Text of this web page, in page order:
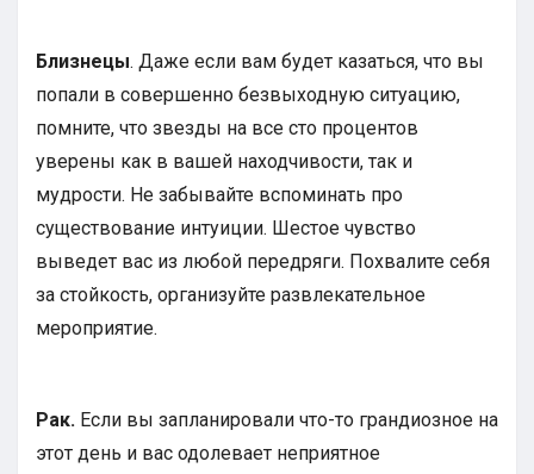
Близнецы. Даже если вам будет казаться, что вы
попали в совершенно безвыходную ситуацию,
помните, что звезды на все сто процентов
уверены как в вашей находчивости, так и
мудрости. Не забывайте вспоминать про
существование интуиции. Шестое чувство
выведет вас из любой передряги. Похвалите себя
за стойкость, организуйте развлекательное
мероприятие.
Рак. Если вы запланировали что-то грандиозное на
этот день и вас одолевает неприятное